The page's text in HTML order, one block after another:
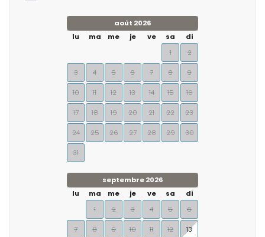
août 2026
lu
ma me je ve sa
di
1
2
3 4 5 6 7 8 9
10 11 12 13 14 15 16
17 18 19 20 21 22 23
24 25 26 27 28 29 30
31
septembre 2026
lu
ma me je ve sa
di
1
2 3 4 5 6
7 8 9 10 11 12 13